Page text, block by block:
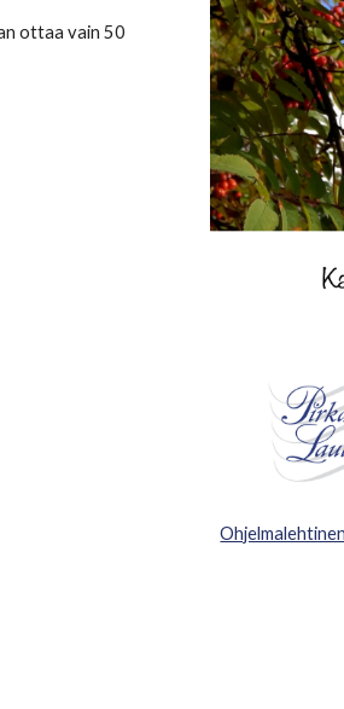
ottaa vain 50